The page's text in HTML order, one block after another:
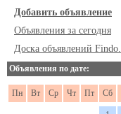
Добавить объявление
Объявления за сегодня
Доска объявлений
Объявления по дате:
Пн Вт Ср Чт Пт Сб